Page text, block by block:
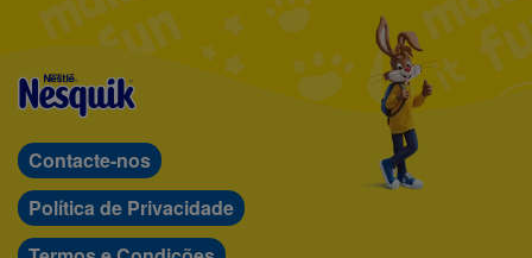
Contacte-nos
Política de Privacidade